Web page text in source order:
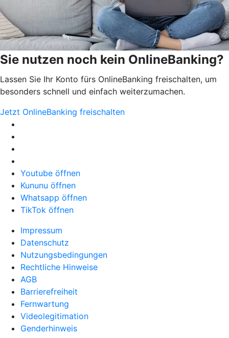
Sie nutzen noch kein OnlineBanking?
Lassen Sie Ihr Konto fürs OnlineBanking freischalten, um
besonders schnell und einfach weiterzumachen.
Jetzt OnlineBanking freischalten
Youtube öffnen
Kununu öffnen
Whatsapp öffnen
TikTok öffnen
Impressum
Datenschutz
Nutzungsbedingungen
Rechtliche Hinweise
AGB
Barrierefreiheit
Fernwartung
Videolegitimation
Genderhinweis